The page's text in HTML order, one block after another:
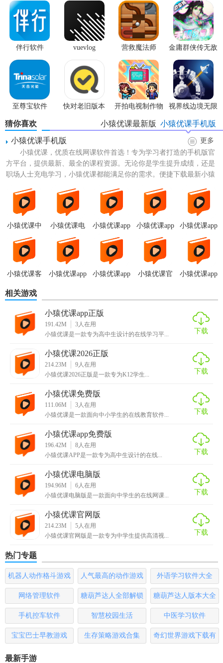
【小猿优课正版免费版功能】
1. 视频讲解：提供各科目的视频讲解，包括数学、英语、物
理、化学等，帮助学生深入理解知识点。
2. 练习题库：包含大量练习题，覆盖各个年级和科目，支持
在线练习和离线下载，方便随时随地进行学习。
3. 名师直播课：定期邀请名师进行直播授课，与学生互动解
4. 个性化学习方案：根据学生的学习情况和目标，提供个性
化的学习路径和推荐，帮助提升学习效率。
【小猿优课正版免费版内容】
专业老师录制。
2. 题库资源：包含海量练习题，支持按章节、难度筛选，并
提供答案解析。
3. 直播课程：每周定期更新，涵盖多个学科和年级，学生可
4. 学习报告：定期生成学习报告，展示学习进度、成绩变化
等，帮助学生了解学习效果。
【小猿优课正版免费版优势】
1. 免费使用：提供大量免费的学习资源，无需额外付费即可
享受高质量的教育服务。
2. 内容丰富：涵盖多个学科和年级，满足不同学生的学习需
求。
3. 互动性强：支持在线提问、评论互动等功能，增强学习趣
味性和互动性。
4. 个性化推荐：根据学生的学习情况提供个性化学习方案，
伴行软件 vuevlog 营救魔法师
金庸群侠传无敌
版
至尊宝软件 快对老旧版本
开拍电视制作物
语内置菜单版
视界线边境无限
科技点
猜你喜欢 小猿优课手机版
小猿优课最新版
小猿优课手机版
更多
小猿优课，优质在线网课软件首选！专为学习者打造的手机版官
方平台，提供最新、最全的课程资源。无论你是学生提升成绩，还是
职场人士充电学习，小猿优课都能满足你的需求。便捷下载最新小猿
小猿优课中
小学网课app
小猿优课电
小猿优课app
小猿优课app
小猿优课app
免费版
小猿优课客
小猿优课app
小猿优课app
小猿优课官
小猿优课app
相关游戏
小猿优课app正版
191.42M 3 人在用
小猿优课是一款专为高中生设计的在线学习平...
下载
小猿优课2026正版
214.23M 9 人在用
小猿优课2026正版是一款专为K12学生...
下载
小猿优课免费版
111.06M 3 人在用
小猿优课是一款面向中小学生的在线教育软件...
下载
小猿优课app免费版
196.42M 8 人在用
小猿优课APP是一款专为高中生设计的在线...
下载
小猿优课电脑版
194.96M 6 人在用
小猿优课电脑版是一款面向中学生的在线网课...
下载
小猿优课官网版
214.23M 5 人在用
小猿优课官网版是一款专为中学生提供高清视...
下载
热门专题
机器人动作格斗游戏
大全
人气最高的动作游戏
排行榜
外语学习软件大全
网络管理软件
糖葫芦达人全部解锁
版
糖葫芦达人版本大全
手机控车软件 智慧校园生活 中医学习软件
宝宝巴士早教游戏 生存策略游戏合集
奇幻世界游戏下载有
最新手游